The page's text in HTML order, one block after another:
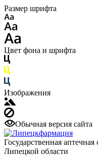
Размер шрифта
Цвет фона и шрифта
Изображения
Обычная версия сайта
Государственная аптечная
Липецкой области